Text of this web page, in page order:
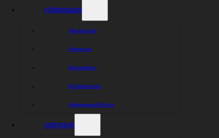
FÖRENINGEN
Vår historia
Styrelsen
Bli medlem
Bli funktionär
Värdegrund/Policy
KONTAKTA
November är den stora Mustachkampen-månaden och
tillsammans med Svenskaspeedwayligan (ESS)
igång en insamling – för att bidra till forskningen kring